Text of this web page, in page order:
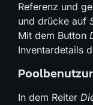
Referenz und
und drücke auf
Mit dem Button
Inventardetails
In dem Reiter